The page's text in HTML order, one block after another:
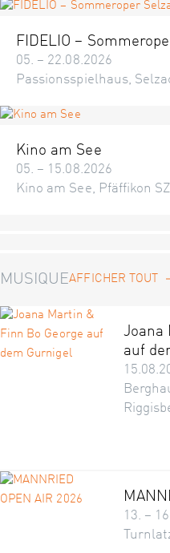
FIDELIO –
05. – 22.08.2026
Passionsspielhaus,
Kino am See
05. – 15.08.2026
Kino am See, Pfäffikon SZ
MUSIQUEAFFICHER TOUT
Joana
auf
13. –